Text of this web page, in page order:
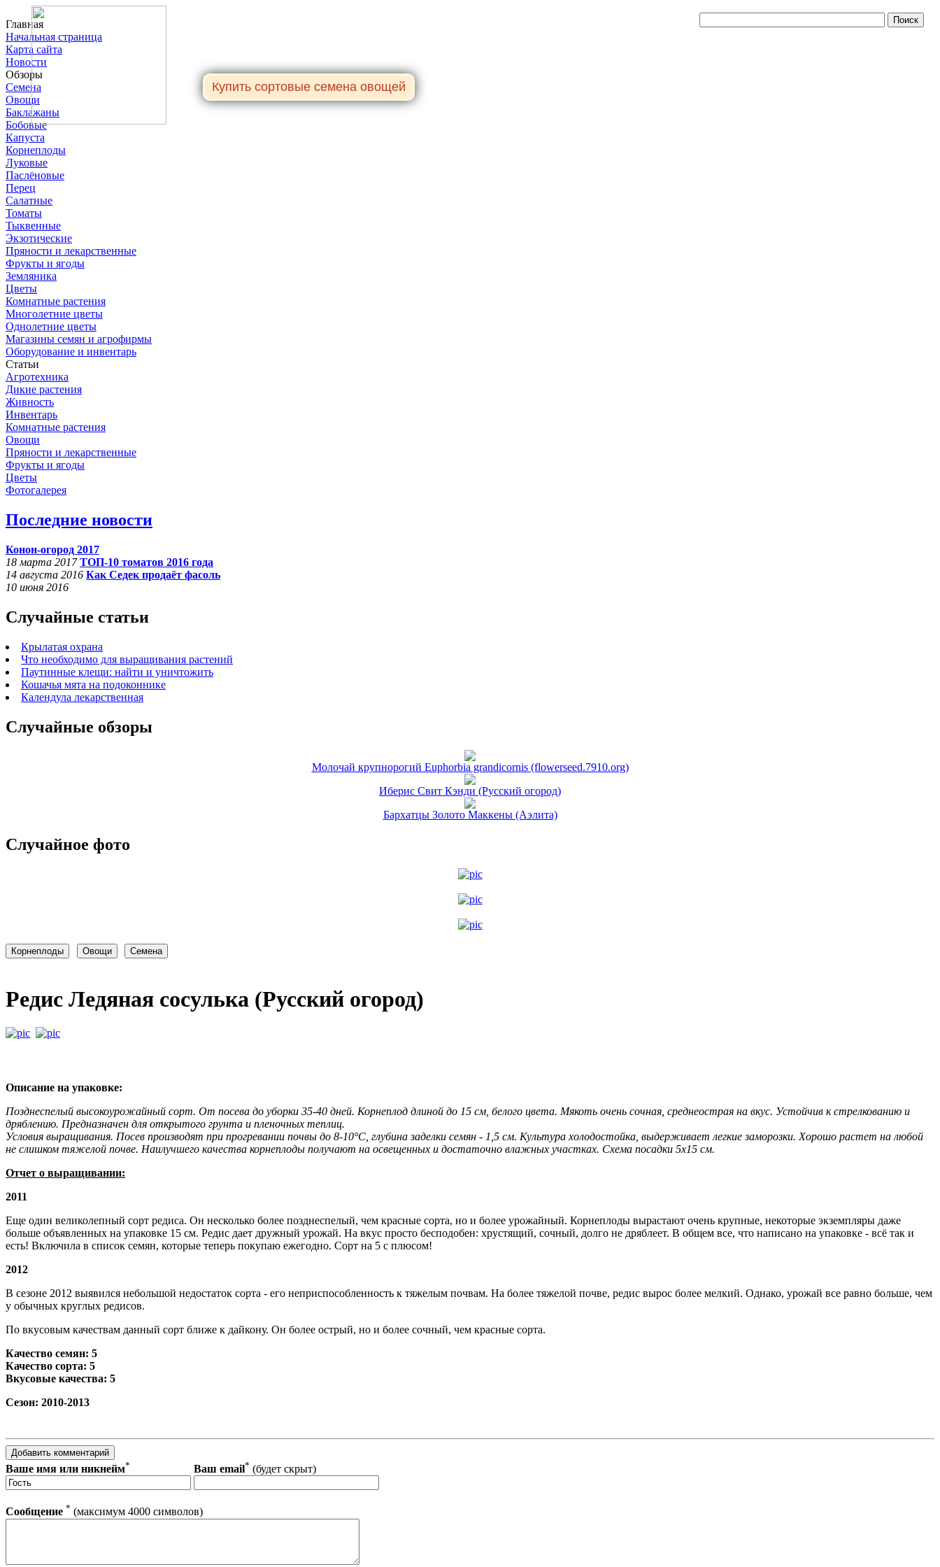
Главная
Начальная страница
Карта сайта
Новости
Обзоры
Семена
Овощи
Баклажаны
Бобовые
Капуста
Корнеплоды
Луковые
Паслёновые
Перец
Салатные
Томаты
Тыквенные
Экзотические
Пряности и лекарственные
Фрукты и ягоды
Земляника
Цветы
Комнатные растения
Многолетние цветы
Однолетние цветы
Магазины семян и агрофирмы
Оборудование и инвентарь
Статьи
Агротехника
Дикие растения
Живность
Инвентарь
Комнатные растения
Овощи
Пряности и лекарственные
Фрукты и ягоды
Цветы
Фотогалерея
Последние новости
Конон-огород 2017
18 марта 2017 ТОП-10 томатов 2016 года
14 августа 2016 Как Седек продаёт фасоль
10 июня 2016
Случайные статьи
Крылатая охрана
Что необходимо для выращивания растений
Паутинные клещи: найти и уничтожить
Кошачья мята на подоконнике
Календула лекарственная
Случайные обзоры
Молочай крупнорогий Euphorbia grandicornis (flowerseed.7910.org)
Иберис Свит Кэнди (Русский огород)
Бархатцы Золото Маккены (Аэлита)
Случайное фото
Редис Ледяная сосулька (Русский огород)
Описание на упаковке:
Позднеспелый высокоурожайный сорт. От посева до уборки 35-40 дней. Корнеплод длиной до 15 см, белого цвета. Мякоть очень сочная, среднеострая на вкус. Устойчив к стрелкованию и
дряблению. Предназначен для открытого грунта и пленочных теплиц.
Условия выращивания. Посев производят при прогревании почвы до 8-10°С, глубина заделки семян - 1,5 см. Культура холодостойка, выдерживает легкие заморозки. Хорошо растет на любой
не слишком тяжелой почве. Наилучшего качества корнеплоды получают на освещенных и достаточно влажных участках. Схема посадки 5х15 см.
Отчет о выращивании:
2011
Еще один великолепный сорт редиса. Он несколько более позднеспелый, чем красные сорта, но и более урожайный. Корнеплоды вырастают очень крупные, некоторые экземпляры даже
больше объявленных на упаковке 15 см. Редис дает дружный урожай. На вкус просто бесподобен: хрустящий, сочный, долго не дряблеет. В общем все, что написано на упаковке - всё так и
есть! Включила в список семян, которые теперь покупаю ежегодно. Сорт на 5 с плюсом!
2012
В сезоне 2012 выявился небольшой недостаток сорта - его неприспособленность к тяжелым почвам. На более тяжелой почве, редис вырос более мелкий. Однако, урожай все равно больше, чем
у обычных круглых редисов.
По вкусовым качествам данный сорт ближе к дайкону. Он более острый, но и более сочный, чем красные сорта.
Качество семян: 5
Качество сорта: 5
Вкусовые качества: 5
Сезон: 2010-2013
Ваше имя или никнейм* Ваш email* (будет скрыт)
Сообщение * (максимум 4000 символов)